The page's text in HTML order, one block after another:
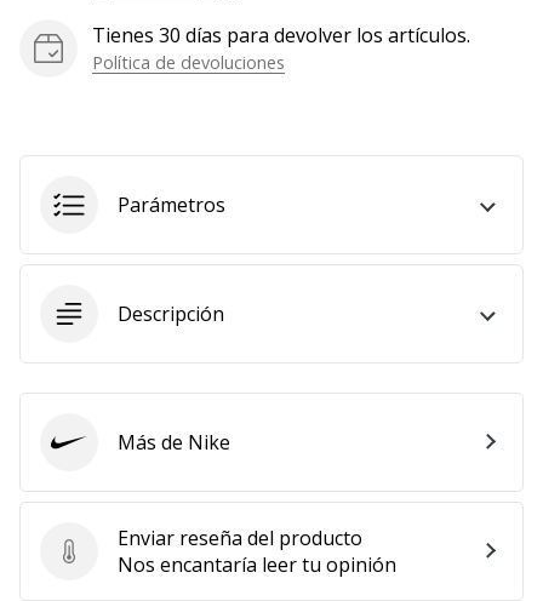
Tienes 30 días para devolver los artículos.
Política de devoluciones
Parámetros
Descripción
Enviar reseña del producto
Enviar reseña del producto
Nos encantaría leer tu opinión
Nike Más de Nike